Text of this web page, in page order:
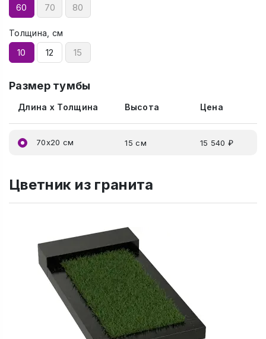
60 70 80
Толщина, см
10 12 15
Размер тумбы
Длина x Толщина Высота Цена
70x20 см 15 см 15 540 ₽
Цветник из гранита